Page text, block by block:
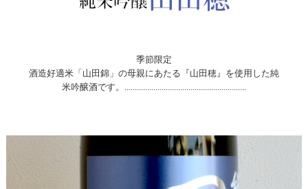
季節限定
酒造好適米「山田錦」の母親にあたる『山田穂』を使用した純
米吟醸酒です。...........................................................